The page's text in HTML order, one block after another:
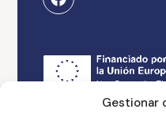
Gestionar